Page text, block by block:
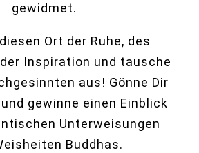
gewidmet.
Ort der Ruhe, des
Inspiration und tausche
aus! Gönne Dir
gewinne einen Einblick
Unterweisungen
Buddhas.